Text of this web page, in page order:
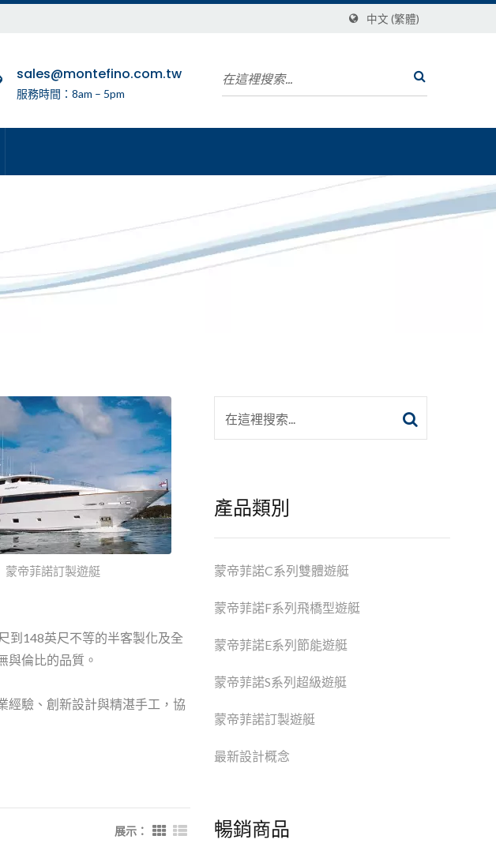
中文 (繁體)
sales@montefino.com.tw
服務時間：8am – 5pm
蒙帝菲諾訂製遊艇
到148英尺不等的半客製化及全
與倫比的品質。
經驗、創新設計與精湛手工，協
展示：
產品類別
蒙帝菲諾C系列雙體遊艇
蒙帝菲諾F系列飛橋型遊艇
蒙帝菲諾E系列節能遊艇
蒙帝菲諾S系列超級遊艇
蒙帝菲諾訂製遊艇
最新設計概念
暢銷商品